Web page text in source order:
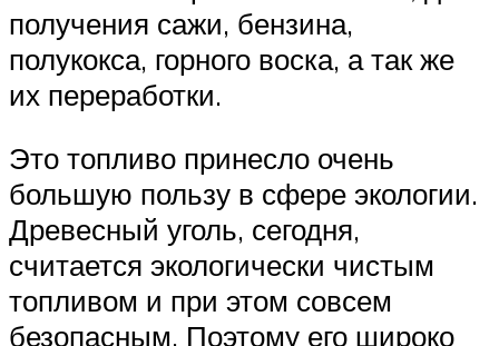
получения сажи, бензина,
полукокса, горного воска, а так же
их переработки.
Это топливо принесло очень
большую пользу в сфере экологии.
Древесный уголь, сегодня,
считается экологически чистым
топливом и при этом совсем
безопасным. Поэтому его широко